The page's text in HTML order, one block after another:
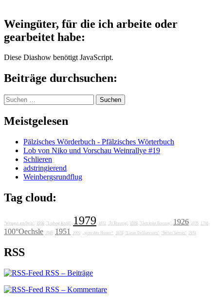
Weingüter, für die ich arbeite oder
gearbeitet habe:
Diese Diashow benötigt JavaScript.
Beiträge durchsuchen:
Suchen
nach:
Meistgelesen
Pälzisches Wörderbuch - Pfälzisches Wörterbuch
Lob von Niko und Vorschau Weinrallye #19
Schlieren
adstringierend
Weinbergsrundflug
Tag cloud:
"Weingut am Stein" 1988 "Ludwig Knoll" 1979 1972 "Jo Breunig" 1989 "Getränke Breunig" 1926 1976 1788
100°Oechsle 1986 1951 1606 „grotesker Humor“ 1978 "Lunas Delikatessen" "Stefan Sattran" 1974
RSS
RSS – Beiträge
RSS – Kommentare